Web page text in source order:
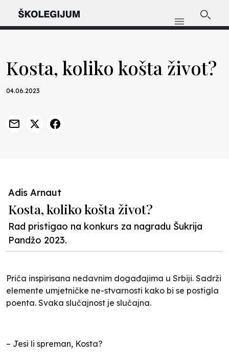
Kosta, koliko košta život?
04.06.2023
Adis Arnaut
Kosta, koliko košta život?
Rad pristigao na konkurs za nagradu Šukrija
Pandžo 2023.
Priča inspirisana nedavnim događajima u Srbiji. Sadrži
elemente umjetničke ne-stvarnosti kako bi se postigla
poenta. Svaka slučajnost je slučajna.
– Jesi li spreman, Kosta?